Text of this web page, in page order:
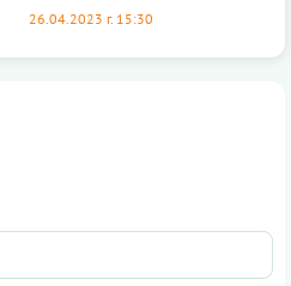
26.04.2023 г. 15:30